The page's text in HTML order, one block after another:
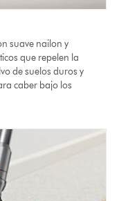
suave nailon y
que repelen la
de suelos duros y
caber bajo los